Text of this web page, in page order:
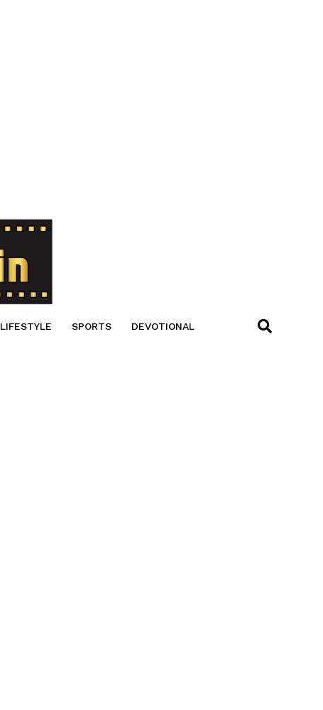
LIFESTYLE SPORTS DEVOTIONAL